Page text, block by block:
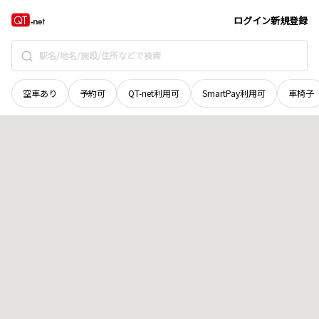
ログイン新規登録
空車あり 予約可 QT-net利用可 SmartPay利用可 車椅子
長野県